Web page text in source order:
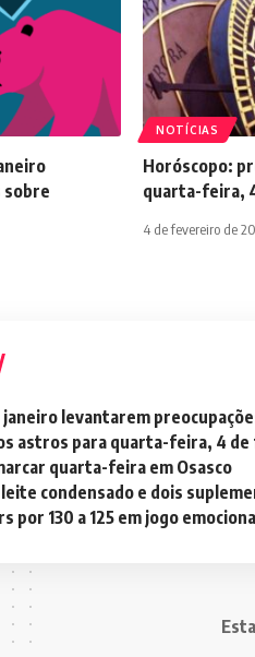
sobre
NOTÍCIAS
Horóscopo:
quarta-feira,
4 de fevereiro de
levantarem
astros para quarta-feira, 4
quarta-feira em Osasco
condensado e dois
por 130 a 125 em jogo